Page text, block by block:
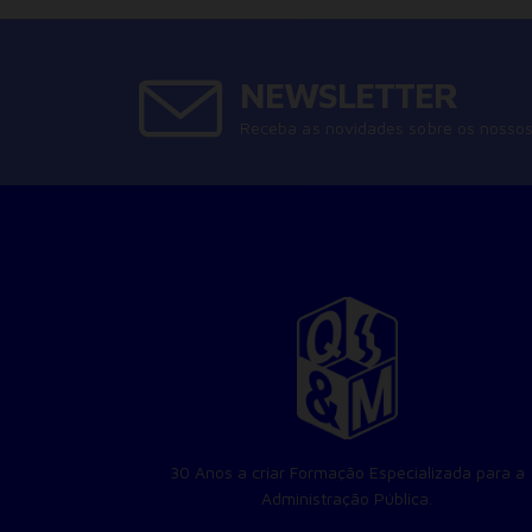
30 Anos a criar Formação Especializada para a
Administração Pública.